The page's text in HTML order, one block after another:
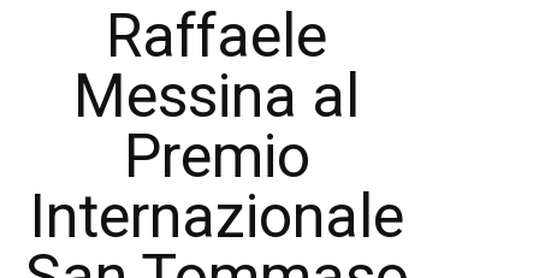
Raffaele
Messina al
Premio
Internazionale